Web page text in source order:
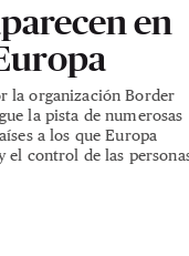
en
la organización Border
la pista de numerosas
a los que Europa
el control de las